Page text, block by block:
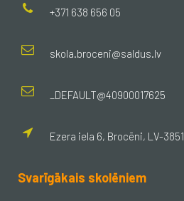
+371 638 656 05
skola.broceni@saldus.lv
_DEFAULT@40900017625
Ezera iela 6, Brocēni, LV-3851
Svarīgākais skolēniem